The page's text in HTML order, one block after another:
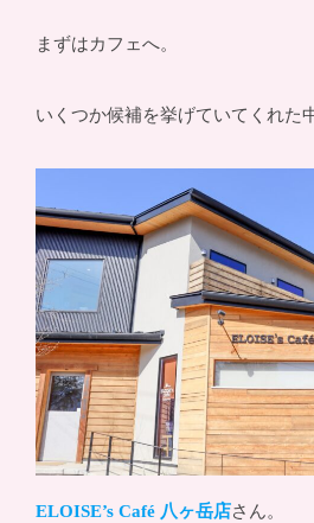
まずはカフェへ。
いくつか候補を挙げていてくれた
ELOISE’s Café 八ヶ岳店さん。